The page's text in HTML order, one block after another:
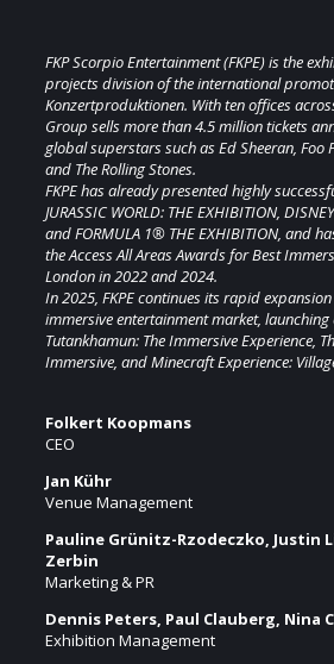
FKP Scorpio Entertainment (FKPE) is the
projects division of the international
Konzertproduktionen. With ten offices
Group sells more than 4.5 million tickets
global superstars such as Ed Sheeran, Foo
and The Rolling Stones.
FKPE has already presented highly
JURASSIC WORLD: THE EXHIBITION,
and FORMULA 1® THE EXHIBITION, and
the Access All Areas Awards for Best
London in 2022 and 2024.
In 2025, FKPE continues its rapid
immersive entertainment market,
Tutankhamun: The Immersive Experience,
Immersive, and Minecraft Experience:
Folkert Koopmans
CEO
Jan Kühr
Venue Management
Pauline Grünitz-Rzodeczko, Justin
Zerbin
Marketing & PR
Dennis Peters, Paul Clauberg, Nina
Exhibition Management